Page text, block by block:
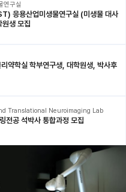
연구실
생 모집
Translational Neuroimaging Lab
전공 석박사 통합과정 모집